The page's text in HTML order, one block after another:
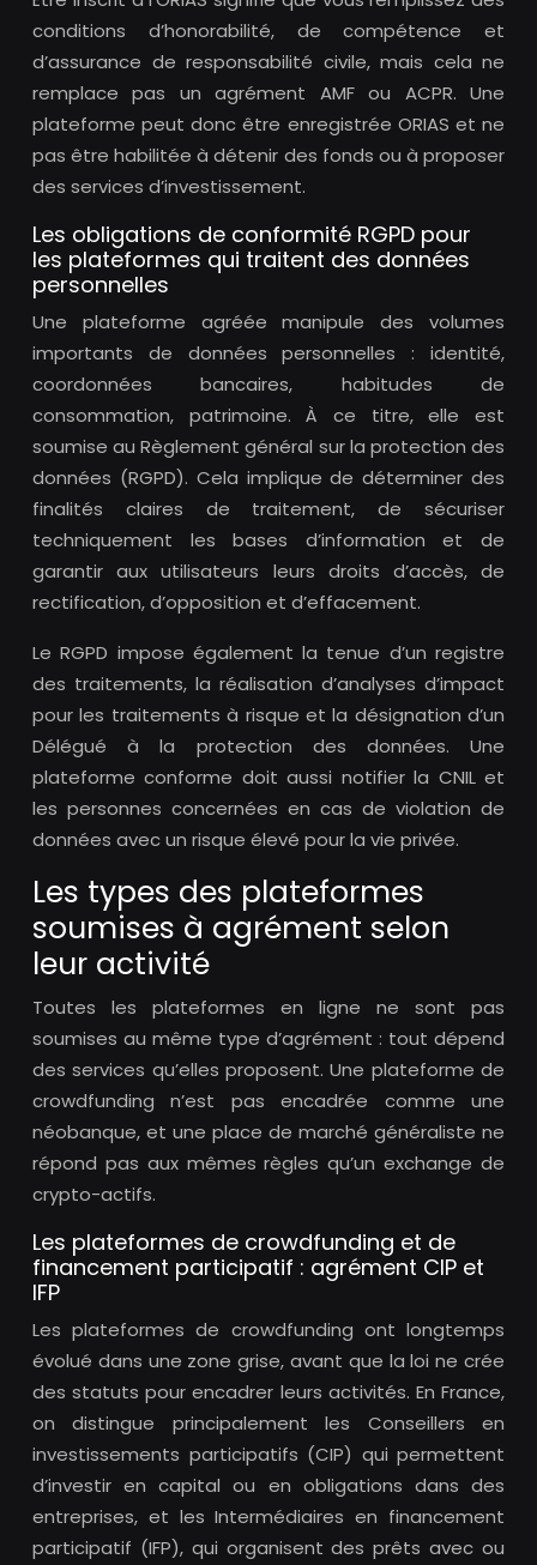
conditions d’honorabilité, de compétence et
d’assurance de responsabilité civile, mais cela ne
remplace pas un agrément AMF ou ACPR. Une
plateforme peut donc être enregistrée ORIAS et ne
pas être habilitée à détenir des fonds ou à proposer
des services d’investissement.
Les obligations de conformité RGPD pour
les plateformes qui traitent des données
personnelles
Une plateforme agréée manipule des volumes
importants de données personnelles : identité,
coordonnées bancaires, habitudes de
consommation, patrimoine. À ce titre, elle est
soumise au Règlement général sur la protection des
données (RGPD). Cela implique de déterminer des
finalités claires de traitement, de sécuriser
techniquement les bases d’information et de
garantir aux utilisateurs leurs droits d’accès, de
rectification, d’opposition et d’effacement.
Le RGPD impose également la tenue d’un registre
des traitements, la réalisation d’analyses d’impact
pour les traitements à risque et la désignation d’un
Délégué à la protection des données. Une
plateforme conforme doit aussi notifier la CNIL et
les personnes concernées en cas de violation de
données avec un risque élevé pour la vie privée.
Les types des plateformes
soumises à agrément selon
leur activité
Toutes les plateformes en ligne ne sont pas
soumises au même type d’agrément : tout dépend
des services qu’elles proposent. Une plateforme de
crowdfunding n’est pas encadrée comme une
néobanque, et une place de marché généraliste ne
répond pas aux mêmes règles qu’un exchange de
crypto-actifs.
Les plateformes de crowdfunding et de
financement participatif : agrément CIP et
IFP
Les plateformes de crowdfunding ont longtemps
évolué dans une zone grise, avant que la loi ne crée
des statuts pour encadrer leurs activités. En France,
on distingue principalement les Conseillers en
investissements participatifs (CIP) qui permettent
d’investir en capital ou en obligations dans des
entreprises, et les Intermédiaires en financement
participatif (IFP), qui organisent des prêts avec ou